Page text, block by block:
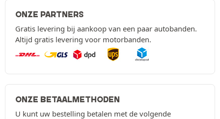
ONZE PARTNERS
Gratis levering bij aankoop van een paar autobanden.
Altijd gratis levering voor motorbanden.
ONZE BETAALMETHODEN
U kunt uw bestelling betalen met de volgende